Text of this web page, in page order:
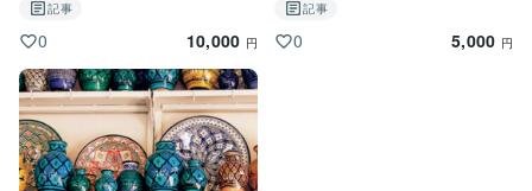
記事
0 10,000 円
記事
0 5,000 円